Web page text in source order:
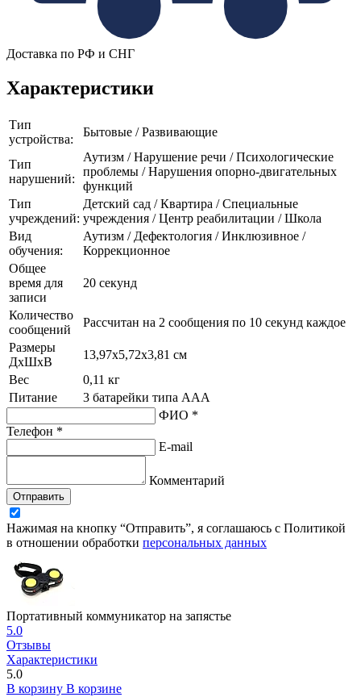
Доставка по РФ и СНГ
Характеристики
Тип
устройства:
Бытовые / Развивающие
Тип
нарушений:
Аутизм / Нарушение речи / Психологические
проблемы / Нарушения опорно-двигательных
функций
Тип
учреждений:
Детский сад / Квартира / Специальные
учреждения / Центр реабилитации / Школа
Вид
обучения:
Аутизм / Дефектология / Инклюзивное /
Коррекционное
Общее
время для
записи
20 секунд
Количество
сообщений
Рассчитан на 2 сообщения по 10 секунд каждое
Размеры
ДхШхВ
13,97х5,72х3,81 см
Вес
0,11 кг
Питание
3 батарейки типа ААА
ФИО *
Телефон *
E-mail
Комментарий
Отправить
Нажимая на кнопку “Отправить”, я соглашаюсь с Политикой
в отношении обработки персональных данных
Портативный коммуникатор на запястье
5.0
Отзывы
Характеристики
5.0
В корзину В корзине